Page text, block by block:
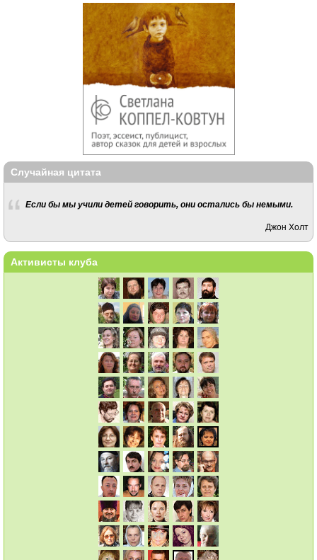
Случайная цитата
Если бы мы учили детей говорить, они остались бы немыми.
Джон Холт
Активисты клуба